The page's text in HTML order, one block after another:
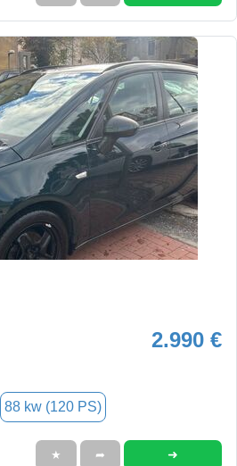
2.990 €
88 kw (120 PS)
★ ➦ ➜